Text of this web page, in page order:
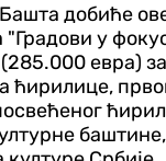
добиће
у
евра)
ћирилице,